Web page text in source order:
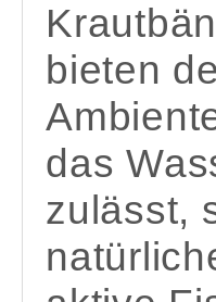
bieten
das
zulässt,